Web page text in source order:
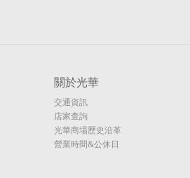
關於光華
交通資訊
店家查詢
光華商場歷史沿革
營業時間&公休日